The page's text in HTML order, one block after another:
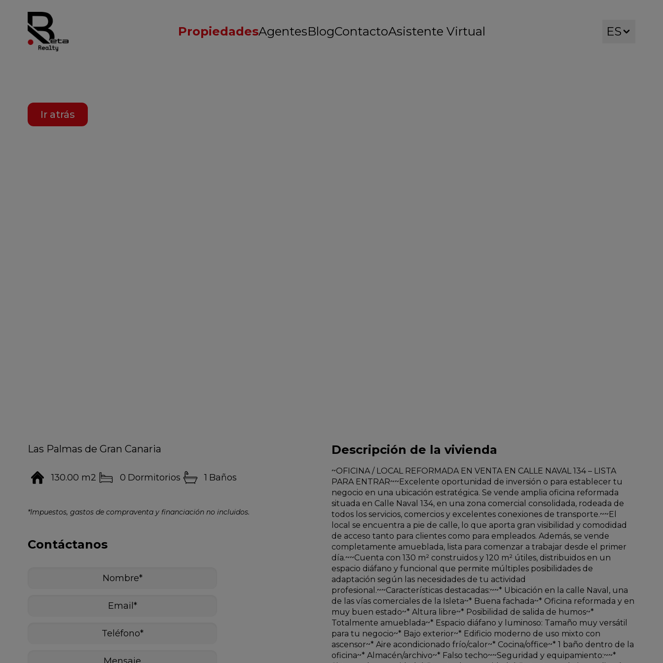
PropiedadesAgentesBlogContactoAsistente Virtual ES
Ir atrás
Las Palmas de Gran Canaria
130.00 m2 0 Dormitorios 1 Baños
*Impuestos, gastos de compraventa y financiación no incluidos.
Contáctanos
Descripción de la vivienda
~OFICINA / LOCAL REFORMADA EN VENTA EN CALLE NAVAL 134 – LISTA
PARA ENTRAR~~Excelente oportunidad de inversión o para establecer tu
negocio en una ubicación estratégica. Se vende amplia oficina reformada
situada en Calle Naval 134, en una zona comercial consolidada, rodeada de
todos los servicios, comercios y excelentes conexiones de transporte.~~El
local se encuentra a pie de calle, lo que aporta gran visibilidad y comodidad
de acceso tanto para clientes como para empleados. Además, se vende
completamente amueblada, lista para comenzar a trabajar desde el primer
día.~~Cuenta con 130 m² construidos y 120 m² útiles, distribuidos en un
espacio diáfano y funcional que permite múltiples posibilidades de
adaptación según las necesidades de tu actividad
profesional.~~Características destacadas:~~* Ubicación en la calle Naval, una
de las vías comerciales de la Isleta~* Buena fachada~* Oficina reformada y en
muy buen estado~* Altura libre~* Posibilidad de salida de humos~*
Totalmente amueblada~* Espacio diáfano y luminoso: Tamaño muy versátil
para tu negocio~* Bajo exterior~* Edificio moderno de uso mixto con
ascensor~* Aire acondicionado frío/calor~* Cocina/office~* 1 baño dentro de la
oficina~* Almacén/archivo~* Falso techo~~Seguridad y equipamiento:~~*